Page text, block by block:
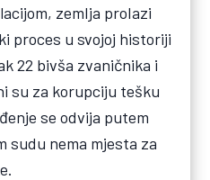
zemlja prolazi
proces u svojoj historiji
22 bivša zvaničnika i
su za korupciju tešku
se odvija putem
sudu nema mjesta za